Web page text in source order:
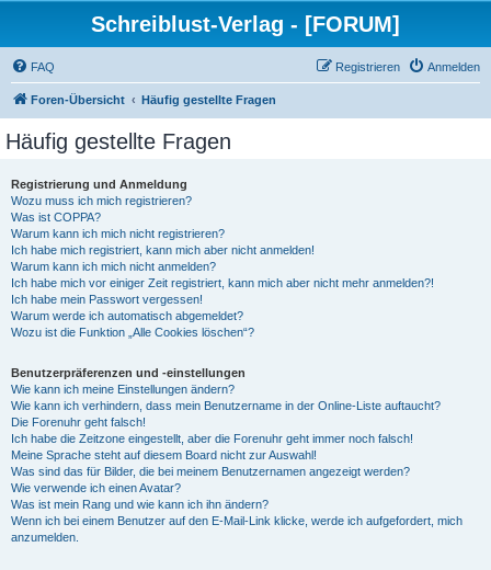
Schreiblust-Verlag - [FORUM]
FAQ Anmelden
Registrieren
Foren-Übersicht Häufig gestellte Fragen
Häufig gestellte Fragen
Registrierung und Anmeldung
Wozu muss ich mich registrieren?
Was ist COPPA?
Warum kann ich mich nicht registrieren?
Ich habe mich registriert, kann mich aber nicht anmelden!
Warum kann ich mich nicht anmelden?
Ich habe mich vor einiger Zeit registriert, kann mich aber nicht mehr anmelden?!
Ich habe mein Passwort vergessen!
Warum werde ich automatisch abgemeldet?
Wozu ist die Funktion „Alle Cookies löschen“?
Benutzerpräferenzen und -einstellungen
Wie kann ich meine Einstellungen ändern?
Wie kann ich verhindern, dass mein Benutzername in der Online-Liste auftaucht?
Die Forenuhr geht falsch!
Ich habe die Zeitzone eingestellt, aber die Forenuhr geht immer noch falsch!
Meine Sprache steht auf diesem Board nicht zur Auswahl!
Was sind das für Bilder, die bei meinem Benutzernamen angezeigt werden?
Wie verwende ich einen Avatar?
Was ist mein Rang und wie kann ich ihn ändern?
Wenn ich bei einem Benutzer auf den E-Mail-Link klicke, werde ich aufgefordert, mich
anzumelden.